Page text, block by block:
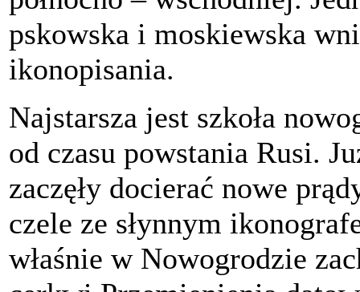
pskowska i moskiewska
ikonopisania.
Najstarsza jest szkoła
od czasu powstania Rusi.
zaczęły docierać nowe
czele ze słynnym
właśnie w Nowogrodzie